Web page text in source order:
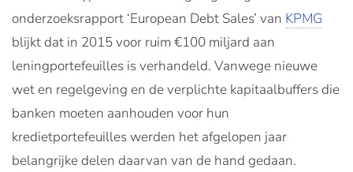
onderzoeksrapport ‘European Debt Sales’ van KPMG
blijkt dat in 2015 voor ruim €100 miljard aan
leningportefeuilles is verhandeld. Vanwege nieuwe
wet en regelgeving en de verplichte kapitaalbuffers die
banken moeten aanhouden voor hun
kredietportefeuilles werden het afgelopen jaar
belangrijke delen daarvan van de hand gedaan.